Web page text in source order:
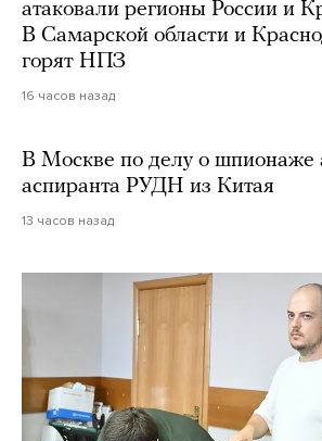
атаковали регионы России и
В Самарской области и
горят НПЗ
16 часов назад
В Москве по делу о шпионаже
аспиранта РУДН из Китая
13 часов назад